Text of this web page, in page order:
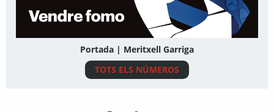
Portada | Meritxell Garriga
TOTS ELS NÚMEROS